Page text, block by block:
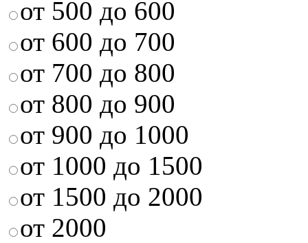
от 500 до 600
от 600 до 700
от 700 до 800
от 800 до 900
от 900 до 1000
от 1000 до 1500
от 1500 до 2000
от 2000